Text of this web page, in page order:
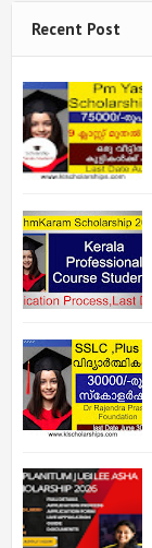
Recent Post